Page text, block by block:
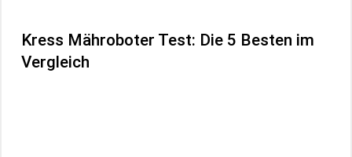
Kress Mähroboter Test: Die 5 Besten im
Vergleich